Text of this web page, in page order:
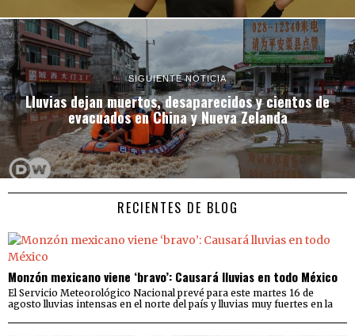
SIGUIENTE NOTICIA
Lluvias dejan muertos, desaparecidos y cientos de
evacuados en China y Nueva Zelanda
RECIENTES DE BLOG
Monzón mexicano viene ‘bravo’: Causará lluvias en todo México
El Servicio Meteorológico Nacional prevé para este martes 16 de
agosto lluvias intensas en el norte del país y lluvias muy fuertes en la